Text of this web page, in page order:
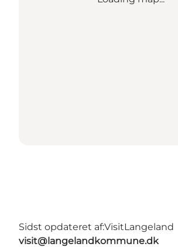
Sidst opdateret af:VisitLangeland
visit@langelandkommune.dk